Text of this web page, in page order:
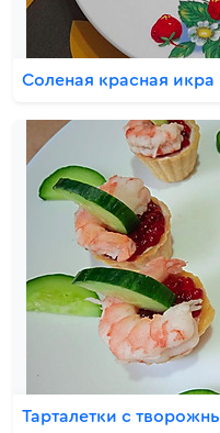
Соленая красная икра
Тарталетки с